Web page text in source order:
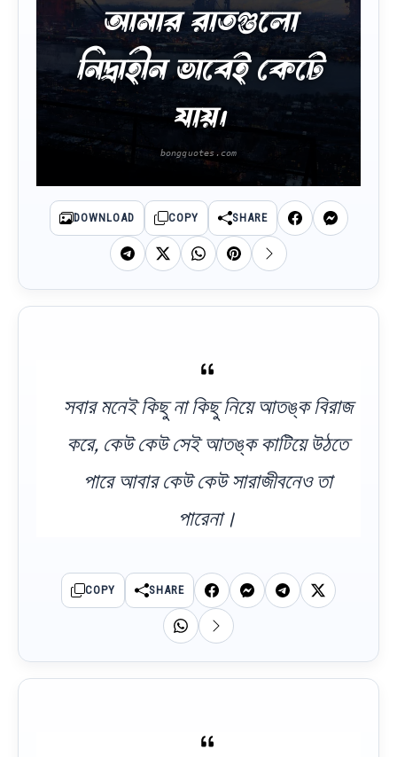
আমার রাতগুলো
নিদ্রাহীন ভাবেই কেটে
যায়।
DOWNLOAD COPY SHARE
সবার মনেই কিছু না কিছু নিয়ে আতঙ্ক বিরাজ
করে, কেউ কেউ সেই আতঙ্ক কাটিয়ে উঠতে
পারে আবার কেউ কেউ সারাজীবনেও তা
পারেনা।
COPY SHARE